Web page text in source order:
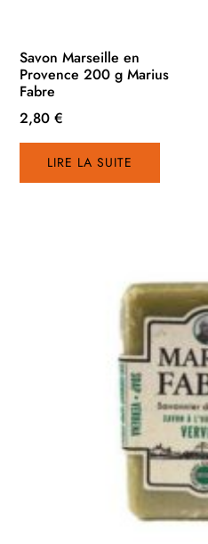
Savon Marseille en
Provence 200 g Marius
Fabre
2,80€
LIRE LA SUITE